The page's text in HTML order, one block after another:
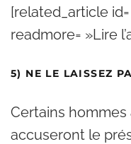
[related_article
readmore= »Lire
5) NE LE LAISSEZ
Certains
accuseront le